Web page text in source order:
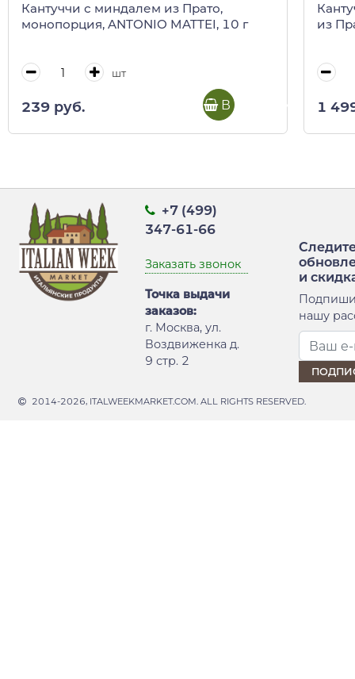
Кантуччи с миндалем из Прато,
монопорция, ANTONIO MATTEI, 10 г
шт
239 руб. В корзину
из
1
+7 (499)
347-61-66
Заказать звонок
Точка выдачи
заказов:
г. Москва, ул.
Воздвиженка д.
9 стр. 2
и
нашу
2014-2026, ITALWEEKMARKET.COM. ALL RIGHTS RESERVED.